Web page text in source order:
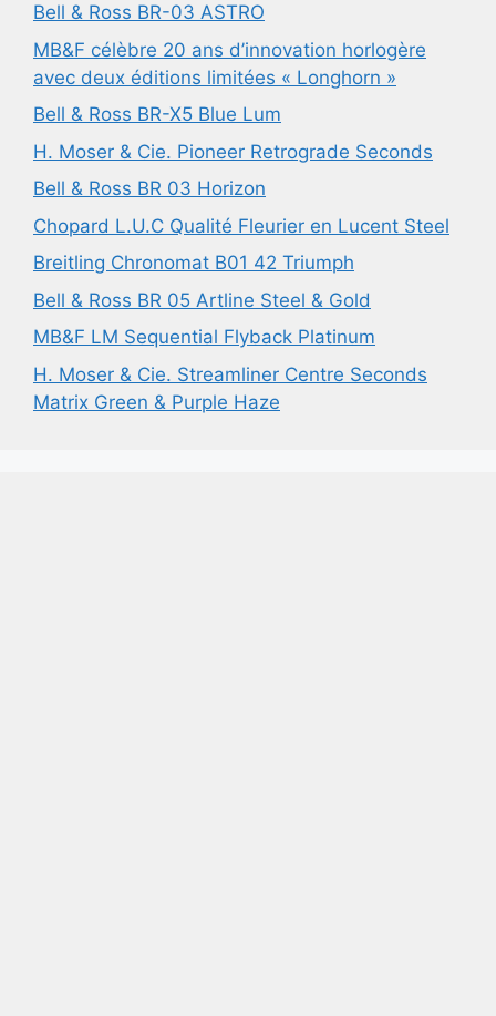
Bell & Ross BR-03 ASTRO
MB&F célèbre 20 ans d’innovation horlogère
avec deux éditions limitées « Longhorn »
Bell & Ross BR-X5 Blue Lum
H. Moser & Cie. Pioneer Retrograde Seconds
Bell & Ross BR 03 Horizon
Chopard L.U.C Qualité Fleurier en Lucent Steel
Breitling Chronomat B01 42 Triumph
Bell & Ross BR 05 Artline Steel & Gold
MB&F LM Sequential Flyback Platinum
H. Moser & Cie. Streamliner Centre Seconds
Matrix Green & Purple Haze